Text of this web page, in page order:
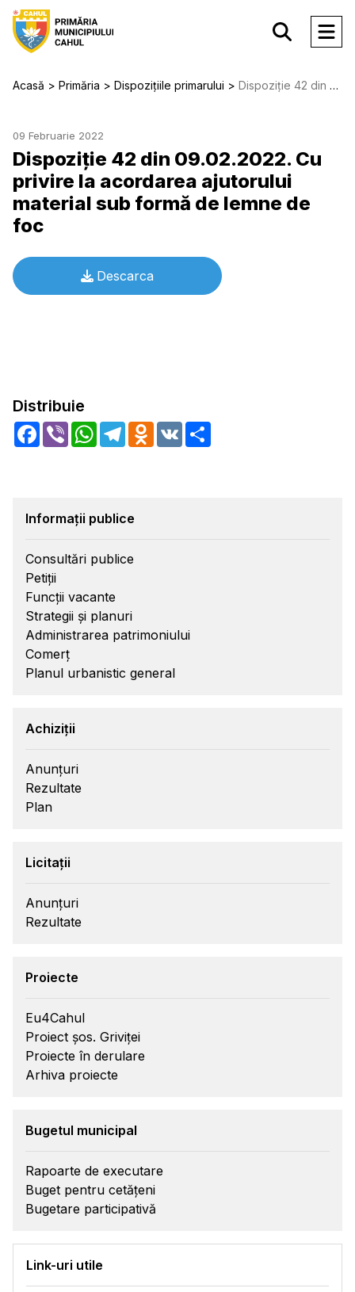
Acasă Primăria Dispozițiile primarului Dispoziție 42 din 09.02.2022. Cu privire la acordarea ajutorului material sub formă de lemne de foc
09 Februarie 2022
Dispoziție 42 din 09.02.2022. Cu
privire la acordarea ajutorului
material sub formă de lemne de
foc
Descarca
Distribuie
Facebook
Viber WhatsApp
TelegramOdnoklassniki
VK
Informații publice
Consultări publice
Petiții
Funcții vacante
Strategii și planuri
Administrarea patrimoniului
Comerț
Planul urbanistic general
Achiziții
Anunțuri
Rezultate
Plan
Licitații
Anunțuri
Rezultate
Proiecte
Eu4Cahul
Proiect șos. Griviței
Proiecte în derulare
Arhiva proiecte
Bugetul municipal
Rapoarte de executare
Buget pentru cetățeni
Bugetare participativă
Link-uri utile